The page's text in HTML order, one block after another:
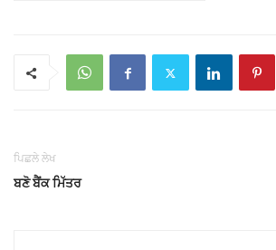
ਪਿਛਲੇ ਲੇਖ
ਬਣੋ ਬੈਂਕ ਮਿੱਤਰ